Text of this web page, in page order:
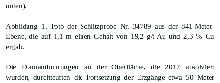
unten).
Abbildung 1. Foto der Schlitzprobe Nr. 34789 aus der 841-Meter-
Ebene, die auf 1,1 m einen Gehalt von 19,2 g/t Au und 2,3 % Cu
ergab.
Die Diamantbohrungen an der Oberfläche, die 2017 absolviert
wurden, durchteuften die Fortsetzung der Erzgänge etwa 50 Meter